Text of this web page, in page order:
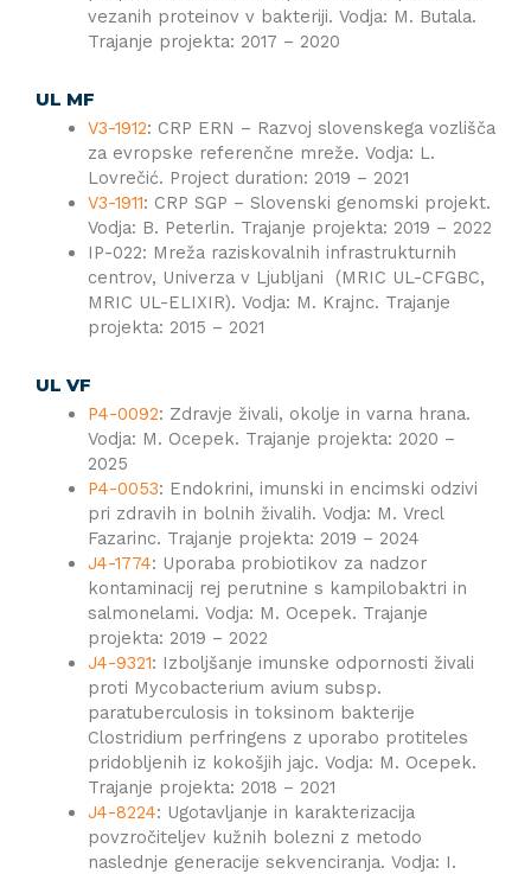
vezanih proteinov v bakteriji. Vodja: M. Butala.
Trajanje projekta: 2017 – 2020
UL MF
V3-1912: CRP ERN – Razvoj slovenskega vozlišča
za evropske referenčne mreže. Vodja: L.
Lovrečić. Project duration: 2019 – 2021
V3-1911: CRP SGP – Slovenski genomski projekt.
Vodja: B. Peterlin. Trajanje projekta: 2019 – 2022
IP-022: Mreža raziskovalnih infrastrukturnih
centrov, Univerza v Ljubljani (MRIC UL-CFGBC,
MRIC UL-ELIXIR). Vodja: M. Krajnc. Trajanje
projekta: 2015 – 2021
UL VF
P4-0092: Zdravje živali, okolje in varna hrana.
Vodja: M. Ocepek. Trajanje projekta: 2020 –
2025
P4-0053: Endokrini, imunski in encimski odzivi
pri zdravih in bolnih živalih. Vodja: M. Vrecl
Fazarinc. Trajanje projekta: 2019 – 2024
J4-1774: Uporaba probiotikov za nadzor
kontaminacij rej perutnine s kampilobaktri in
salmonelami. Vodja: M. Ocepek. Trajanje
projekta: 2019 – 2022
J4-9321: Izboljšanje imunske odpornosti živali
proti Mycobacterium avium subsp.
paratuberculosis in toksinom bakterije
Clostridium perfringens z uporabo protiteles
pridobljenih iz kokošjih jajc. Vodja: M. Ocepek.
Trajanje projekta: 2018 – 2021
J4-8224: Ugotavljanje in karakterizacija
povzročiteljev kužnih bolezni z metodo
naslednje generacije sekvenciranja. Vodja: I.